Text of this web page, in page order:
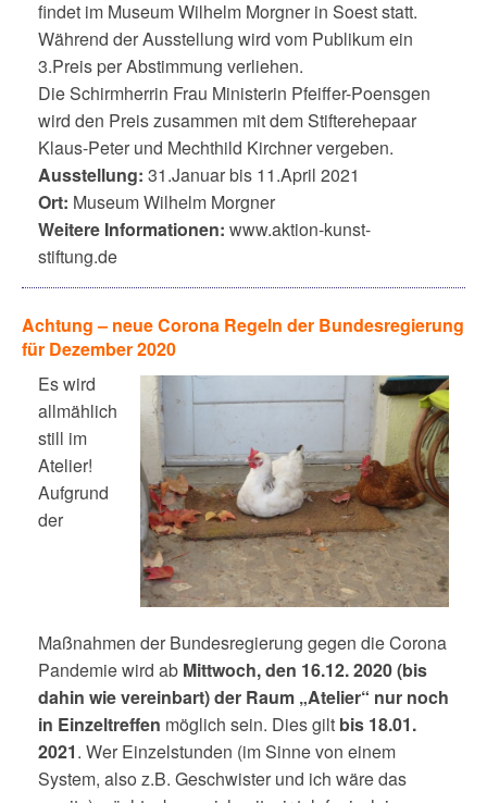
findet im Museum Wilhelm Morgner in Soest statt.
Während der Ausstellung wird vom Publikum ein
3.Preis per Abstimmung verliehen.
Die Schirmherrin Frau Ministerin Pfeiffer-Poensgen
wird den Preis zusammen mit dem Stifterehepaar
Klaus-Peter und Mechthild Kirchner vergeben.
Ausstellung: 31.Januar bis 11.April 2021
Ort: Museum Wilhelm Morgner
Weitere Informationen: www.aktion-kunst-
stiftung.de
Achtung – neue Corona Regeln der Bundesregierung
für Dezember 2020
Es wird
allmählich
still im
Atelier!
Aufgrund
der
Maßnahmen der Bundesregierung gegen die Corona
Pandemie wird ab Mittwoch, den 16.12. 2020 (bis
dahin wie vereinbart) der Raum „Atelier“ nur noch
in Einzeltreffen möglich sein. Dies gilt bis 18.01.
2021. Wer Einzelstunden (im Sinne von einem
System, also z.B. Geschwister und ich wäre das